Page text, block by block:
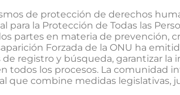
de protección de derechos
la Protección de Todas las
partes en materia de prevención,
Forzada de la ONU ha
registro y búsqueda, garantizar
todos los procesos. La comunidad
combine medidas legislativas,